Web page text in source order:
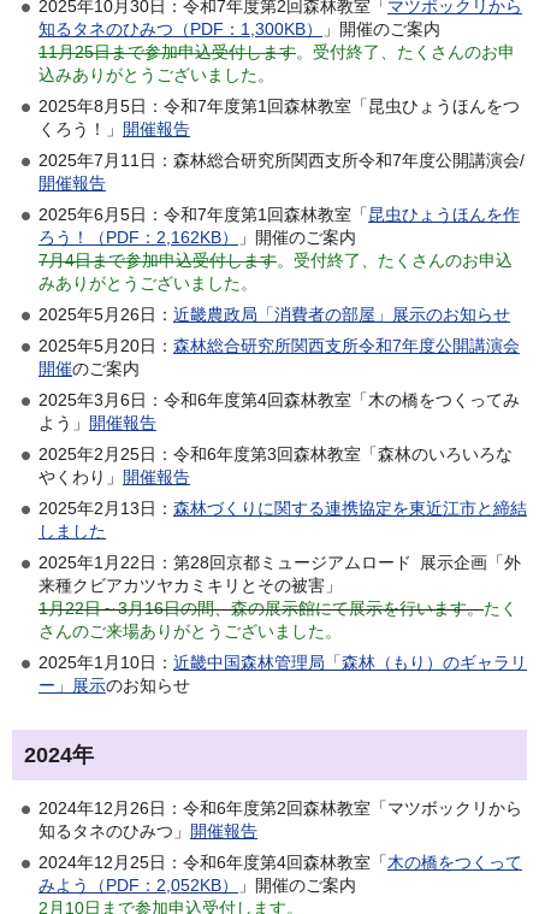
2025年10月30日：令和7年度第2回森林教室「マツボックリから
知るタネのひみつ（PDF：1,300KB）
」開催のご案内
11月25日まで参加申込受付します。受付終了、たくさんのお申
込みありがとうございました。
2025年8月5日：令和7年度第1回森林教室「昆虫ひょうほんをつ
くろう！」 開催報告
2025年7月11日：森林総合研究所関西支所令和7年度公開講演会/
開催報告
2025年6月5日：令和7年度第1回森林教室「昆虫ひょうほんを作
ろう！（PDF：2,162KB）
」開催のご案内
7月4日まで参加申込受付します。受付終了、たくさんのお申込
みありがとうございました。
2025年5月26日： 近畿農政局「消費者の部屋」展示のお知らせ
2025年5月20日： 森林総合研究所関西支所令和7年度公開講演会
開催のご案内
2025年3月6日：令和6年度第4回森林教室「木の橋をつくってみ
よう」 開催報告
2025年2月25日：令和6年度第3回森林教室「森林のいろいろな
やくわり」 開催報告
2025年2月13日： 森林づくりに関する連携協定を東近江市と締結
しました
2025年1月22日：第28回京都ミュージアムロード 展示企画「外
来種クビアカツヤカミキリとその被害」
1月22日～3月16日の間、森の展示館にて展示を行います。たく
さんのご来場ありがとうございました。
2025年1月10日： 近畿中国森林管理局「森林（もり）のギャラリ
ー」展示のお知らせ
2024年
2024年12月26日：令和6年度第2回森林教室「マツボックリから
知るタネのひみつ」 開催報告
2024年12月25日：令和6年度第4回森林教室「木の橋をつくって
みよう（PDF：2,052KB）
」開催のご案内
2月10日まで参加申込受付します。